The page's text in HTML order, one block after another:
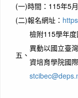
(一)時間：115年5
(二)報名網址：
五、
檢附115學年
異動以國立臺
資培育學院國